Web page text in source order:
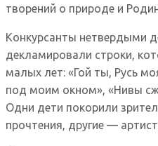
творений о природе и
Конкурсанты нетвердыми
декламировали строки,
малых лет: «Гой ты, Русь
под моим окном», «Нивы
Одни дети покорили
прочтения, другие —